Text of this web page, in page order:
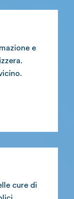
e
cure di